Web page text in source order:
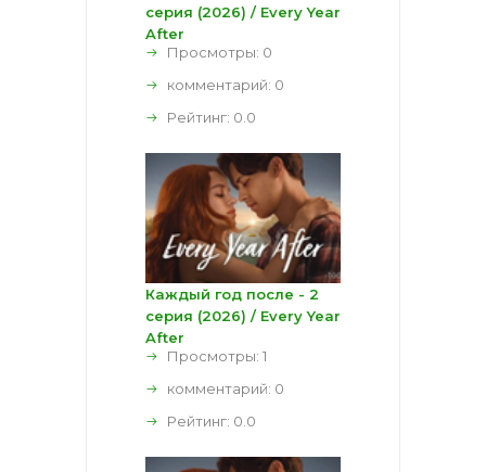
серия (2026) / Every Year
After
Просмотры: 0
комментарий: 0
Рейтинг: 0.0
Каждый год после - 2
серия (2026) / Every Year
After
Просмотры: 1
комментарий: 0
Рейтинг: 0.0